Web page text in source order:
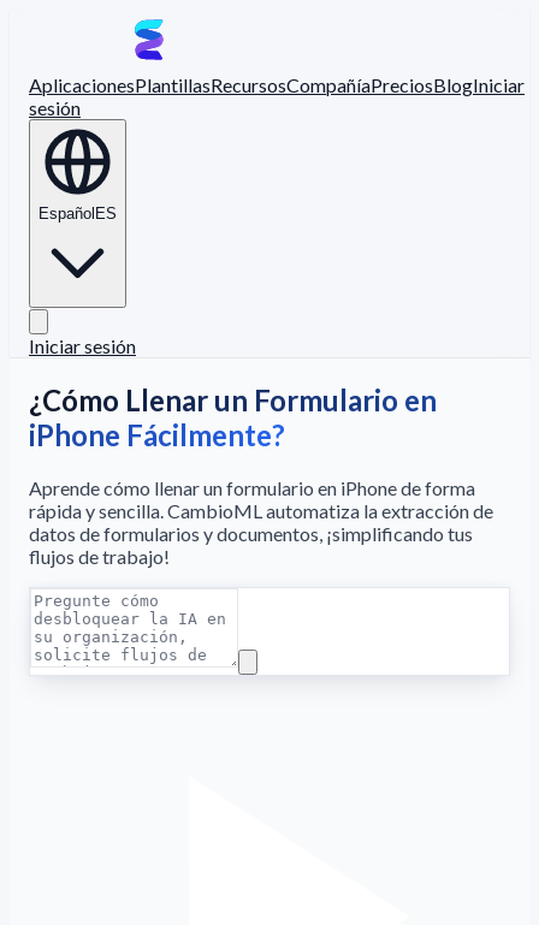
AplicacionesPlantillasRecursosCompañíaPreciosBlogIniciar
sesión
Español ES
Iniciar sesión
¿Cómo Llenar un Formulario en
iPhone Fácilmente?
Aprende cómo llenar un formulario en iPhone de forma
rápida y sencilla. CambioML automatiza la extracción de
datos de formularios y documentos, ¡simplificando tus
flujos de trabajo!